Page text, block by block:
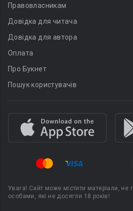
Правовласникам
Довідка для читача
Довідка для автора
Оплата
Про Букнет
Пошук користувачів
Увага! Сайт може містити матеріали, не
особами, які не досягли 18 років!